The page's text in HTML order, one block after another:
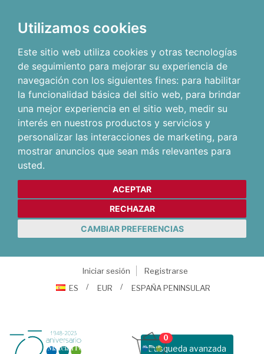
Utilizamos cookies
Este sitio web utiliza cookies y otras tecnologías
de seguimiento para mejorar su experiencia de
navegación con los siguientes fines: para habilitar
la funcionalidad básica del sitio web, para brindar
una mejor experiencia en el sitio web, medir su
interés en nuestros productos y servicios y
personalizar las interacciones de marketing, para
mostrar anuncios que sean más relevantes para
usted.
ACEPTAR
RECHAZAR
CAMBIAR PREFERENCIAS
Iniciar sesión
Registrarse
ES
EUR ESPAÑA PENINSULAR
Busqueda avanzada
0